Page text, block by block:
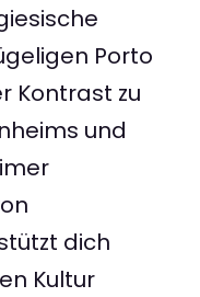
Porto
Kontrast zu
und
dich
Kultur